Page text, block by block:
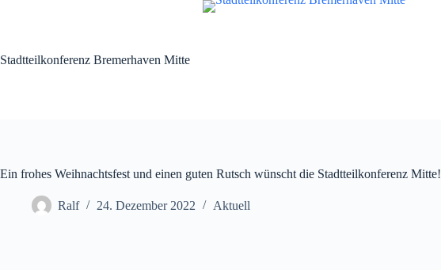
Stadtteilkonferenz Bremerhaven Mitte
Ein frohes Weihnachtsfest und einen guten Rutsch wünscht die Stadtteilkonferenz Mitte!
Ralf 24. Dezember 2022 Aktuell